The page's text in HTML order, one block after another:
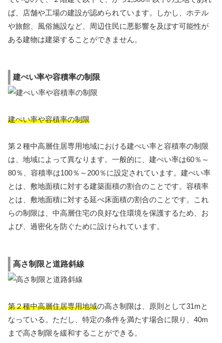
ば、店舗や工場の建設が認められています。しかし、ホテル
や旅館、風俗施設など、周辺住民に悪影響を及ぼす可能性が
ある建物は建築することができません。
建ぺい率や容積率の制限
建ぺい率や容積率の制限
第２種中高層住居専用地域における建ぺい率と容積率の制限
は、地域によって異なります。一般的に、建ぺい率は60％～
80％、容積率は100％～200％に設定されています。建ぺい率
とは、敷地面積に対する建築面積の割合のことです。容積率
とは、敷地面積に対する延べ床面積の割合のことです。これ
らの制限は、中高層住宅の良好な住環境を保護するため、お
よび、過密化を防ぐために設けられています。
高さ制限と道路斜線
第２種中高層住居専用地域の高さ制限は、原則として31mと
なっている。ただし、特定の条件を満たす場合に限り、40m
まで高さ制限を緩和することができる。